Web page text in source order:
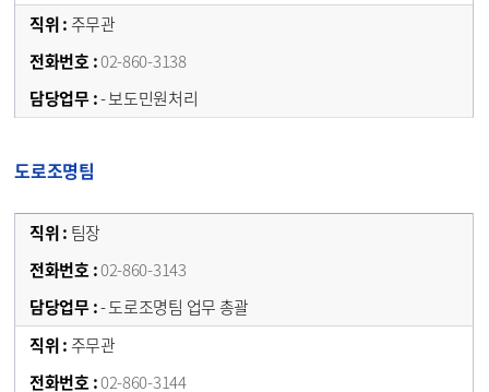
주무관
02-860-3138
- 보도민원처리
도로조명팀
팀장
02-860-3143
- 도로조명팀 업무 총괄
주무관
02-860-3144